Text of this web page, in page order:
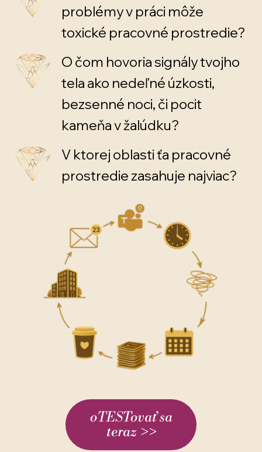
problémy v práci môže
toxické pracovné prostredie?
O čom hovoria signály tvojho
tela ako nedeľné úzkosti,
bezsenné noci, či pocit
kameňa v žalúdku?
V ktorej oblasti ťa pracovné
prostredie zasahuje najviac?
oTESTovať sa
teraz >>